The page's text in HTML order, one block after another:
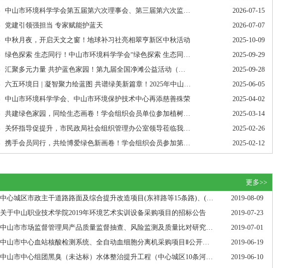
中山市环境科学学会第五届第六次理事会、第三届第六次监事会顺利举行
2026-07-15
党建引领强担当 专家赋能护蓝天
2026-07-07
中秋月夜，开启天文之窗！地球补习社亮相翠亨新区中秋活动
2025-10-09
绿色探索 生态同行！中山市环境科学学会“绿色探索 生态同行”定向越野团体赛圆满举行
2025-09-29
汇聚多元力量 共护蓝色家园！第九届全国净滩公益活动（中山分会场）顺利举办
2025-09-28
六五环境日 | 凝智聚力绘蓝图 共谱绿美新篇章！2025年中山市生态环境高质量发展研讨会成功举办！
2025-06-05
中山市环境科学学会、中山市环境保护技术中心再添慈善殊荣
2025-04-02
共建绿色家园，同绘生态画卷！学会组织会员单位参加植树活动
2025-03-14
关怀指导促提升，市民政局社会组织管理办公室领导莅临我会指导工作
2025-02-26
携手会员同行，共绘博爱绿色新画卷！学会组织会员参加第38届慈善万人行
2025-02-12
更多>>
中心城区市政主干道路路面及综合提升改造项目(东祥路等15条路)、(江湾路等16条路)、(岐环路等10条路)道路检测服务招标公告
2019-08-09
关于中山职业技术学院2019年环境艺术实训设备采购项目的招标公告
2019-07-23
中山市市场监督管理局产品质量监督抽查、风险监测及质量比对研究公开招标公告
2019-07-01
中山市中心血站核酸检测系统、全自动血细胞分离机采购项目Ⅱ公开招标公告
2019-06-19
中山市中心组团黑臭（未达标）水体整治提升工程（中心城区10条河涌）试验检测项目招标公告 2019-06-10